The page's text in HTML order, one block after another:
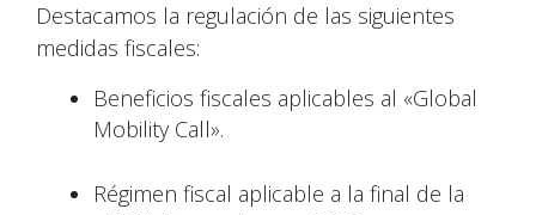
Destacamos la regulación de las siguientes
medidas fiscales:
Beneficios fiscales aplicables al «Global
Mobility Call».
Régimen fiscal aplicable a la final de la